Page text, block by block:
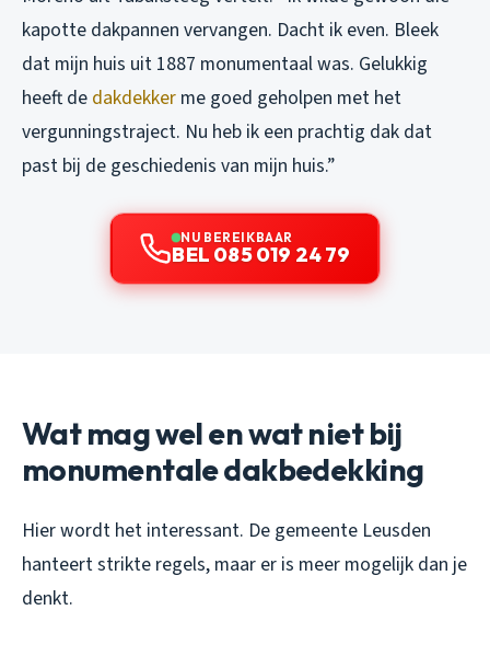
kapotte dakpannen vervangen. Dacht ik even. Bleek
dat mijn huis uit 1887 monumentaal was. Gelukkig
heeft de dakdekker me goed geholpen met het
vergunningstraject. Nu heb ik een prachtig dak dat
past bij de geschiedenis van mijn huis.”
NU BEREIKBAAR
BEL 085 019 24 79
Wat mag wel en wat niet bij
monumentale dakbedekking
Hier wordt het interessant. De gemeente Leusden
hanteert strikte regels, maar er is meer mogelijk dan je
denkt.